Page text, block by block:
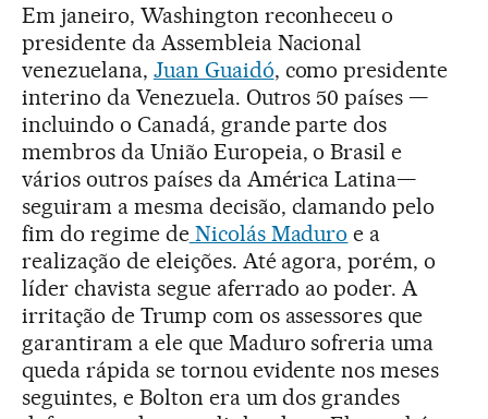
Em janeiro, Washington reconheceu o
presidente da Assembleia Nacional
venezuelana, Juan Guaidó, como presidente
interino da Venezuela. Outros 50 países —
incluindo o Canadá, grande parte dos
membros da União Europeia, o Brasil e
vários outros países da América Latina—
seguiram a mesma decisão, clamando pelo
fim do regime deNicolás Maduro e a
realização de eleições. Até agora, porém, o
líder chavista segue aferrado ao poder. A
irritação de Trump com os assessores que
garantiram a ele que Maduro sofreria uma
queda rápida se tornou evidente nos meses
seguintes, e Bolton era um dos grandes